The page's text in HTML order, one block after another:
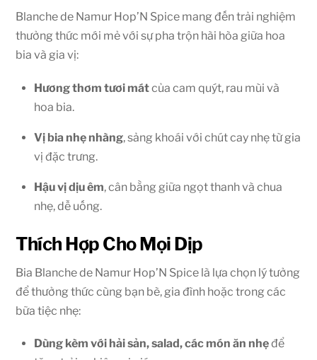
Blanche de Namur Hop’N Spice mang đến trải nghiệm
thưởng thức mới mẻ với sự pha trộn hài hòa giữa hoa
bia và gia vị:
Hương thơm tươi mátcủa cam quýt, rau mùi và
hoa bia.
Vị bia nhẹ nhàng, sảng khoái với chút cay nhẹ từ gia
vị đặc trưng.
Hậu vị dịu êm, cân bằng giữa ngọt thanh và chua
nhẹ, dễ uống.
Thích Hợp Cho Mọi Dịp
Bia Blanche de Namur Hop’N Spice là lựa chọn lý tưởng
để thưởng thức cùng bạn bè, gia đình hoặc trong các
bữa tiệc nhẹ:
Dùng kèm với hải sản, salad, các món ăn nhẹđể